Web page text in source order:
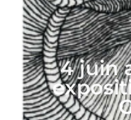
4 juin